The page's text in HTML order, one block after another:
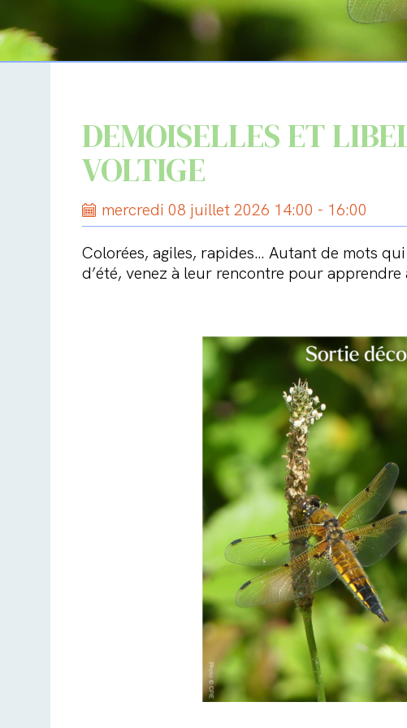
DEMOISELLES ET
VOLTIGE
mercredi 08 juillet 2026 14:00 - 16:00
Colorées, agiles, rapides… Autant de mots
d’été, venez à leur rencontre pour